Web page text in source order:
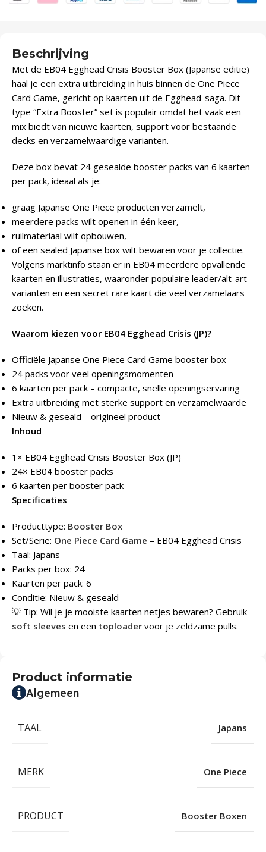
Beschrijving
Met de EB04 Egghead Crisis Booster Box (Japanse editie)
haal je een extra uitbreiding in huis binnen de One Piece
Card Game, gericht op kaarten uit de Egghead-saga. Dit
type “Extra Booster” set is populair omdat het vaak een
mix biedt van nieuwe kaarten, support voor bestaande
decks en verzamelwaardige varianten.
Deze box bevat 24 gesealde booster packs van 6 kaarten
per pack, ideaal als je:
graag Japanse One Piece producten verzamelt,
meerdere packs wilt openen in één keer,
ruilmateriaal wilt opbouwen,
of een sealed Japanse box wilt bewaren voor je collectie.
Volgens marktinfo staan er in EB04 meerdere opvallende
kaarten en illustraties, waaronder populaire leader/alt-art
varianten en een secret rare kaart die veel verzamelaars
zoeken.
Waarom kiezen voor EB04 Egghead Crisis (JP)?
Officiële Japanse One Piece Card Game booster box
24 packs voor veel openingsmomenten
6 kaarten per pack – compacte, snelle openingservaring
Extra uitbreiding met sterke support en verzamelwaarde
Nieuw & geseald – origineel product
Inhoud
1× EB04 Egghead Crisis Booster Box (JP)
24× EB04 booster packs
6 kaarten per booster pack
Specificaties
Producttype: Booster Box
Set/Serie: One Piece Card Game – EB04 Egghead Crisis
Taal: Japans
Packs per box: 24
Kaarten per pack: 6
Conditie: Nieuw & geseald
💡 Tip: Wil je je mooiste kaarten netjes bewaren? Gebruik
soft sleeves en een toploader voor je zeldzame pulls.
Product informatie
Algemeen
TAAL Japans
MERK One Piece
PRODUCT Booster Boxen